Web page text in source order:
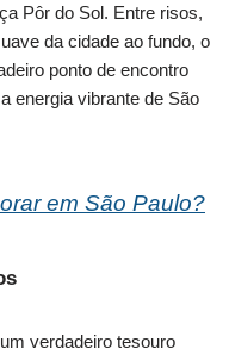
Pôr do Sol. Entre risos,
da cidade ao fundo, o
ponto de encontro
energia vibrante de São
em São Paulo?
verdadeiro tesouro